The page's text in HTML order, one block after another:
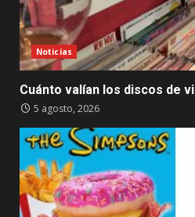
Noticias
Cuánto valían los discos de
5 agosto, 2026